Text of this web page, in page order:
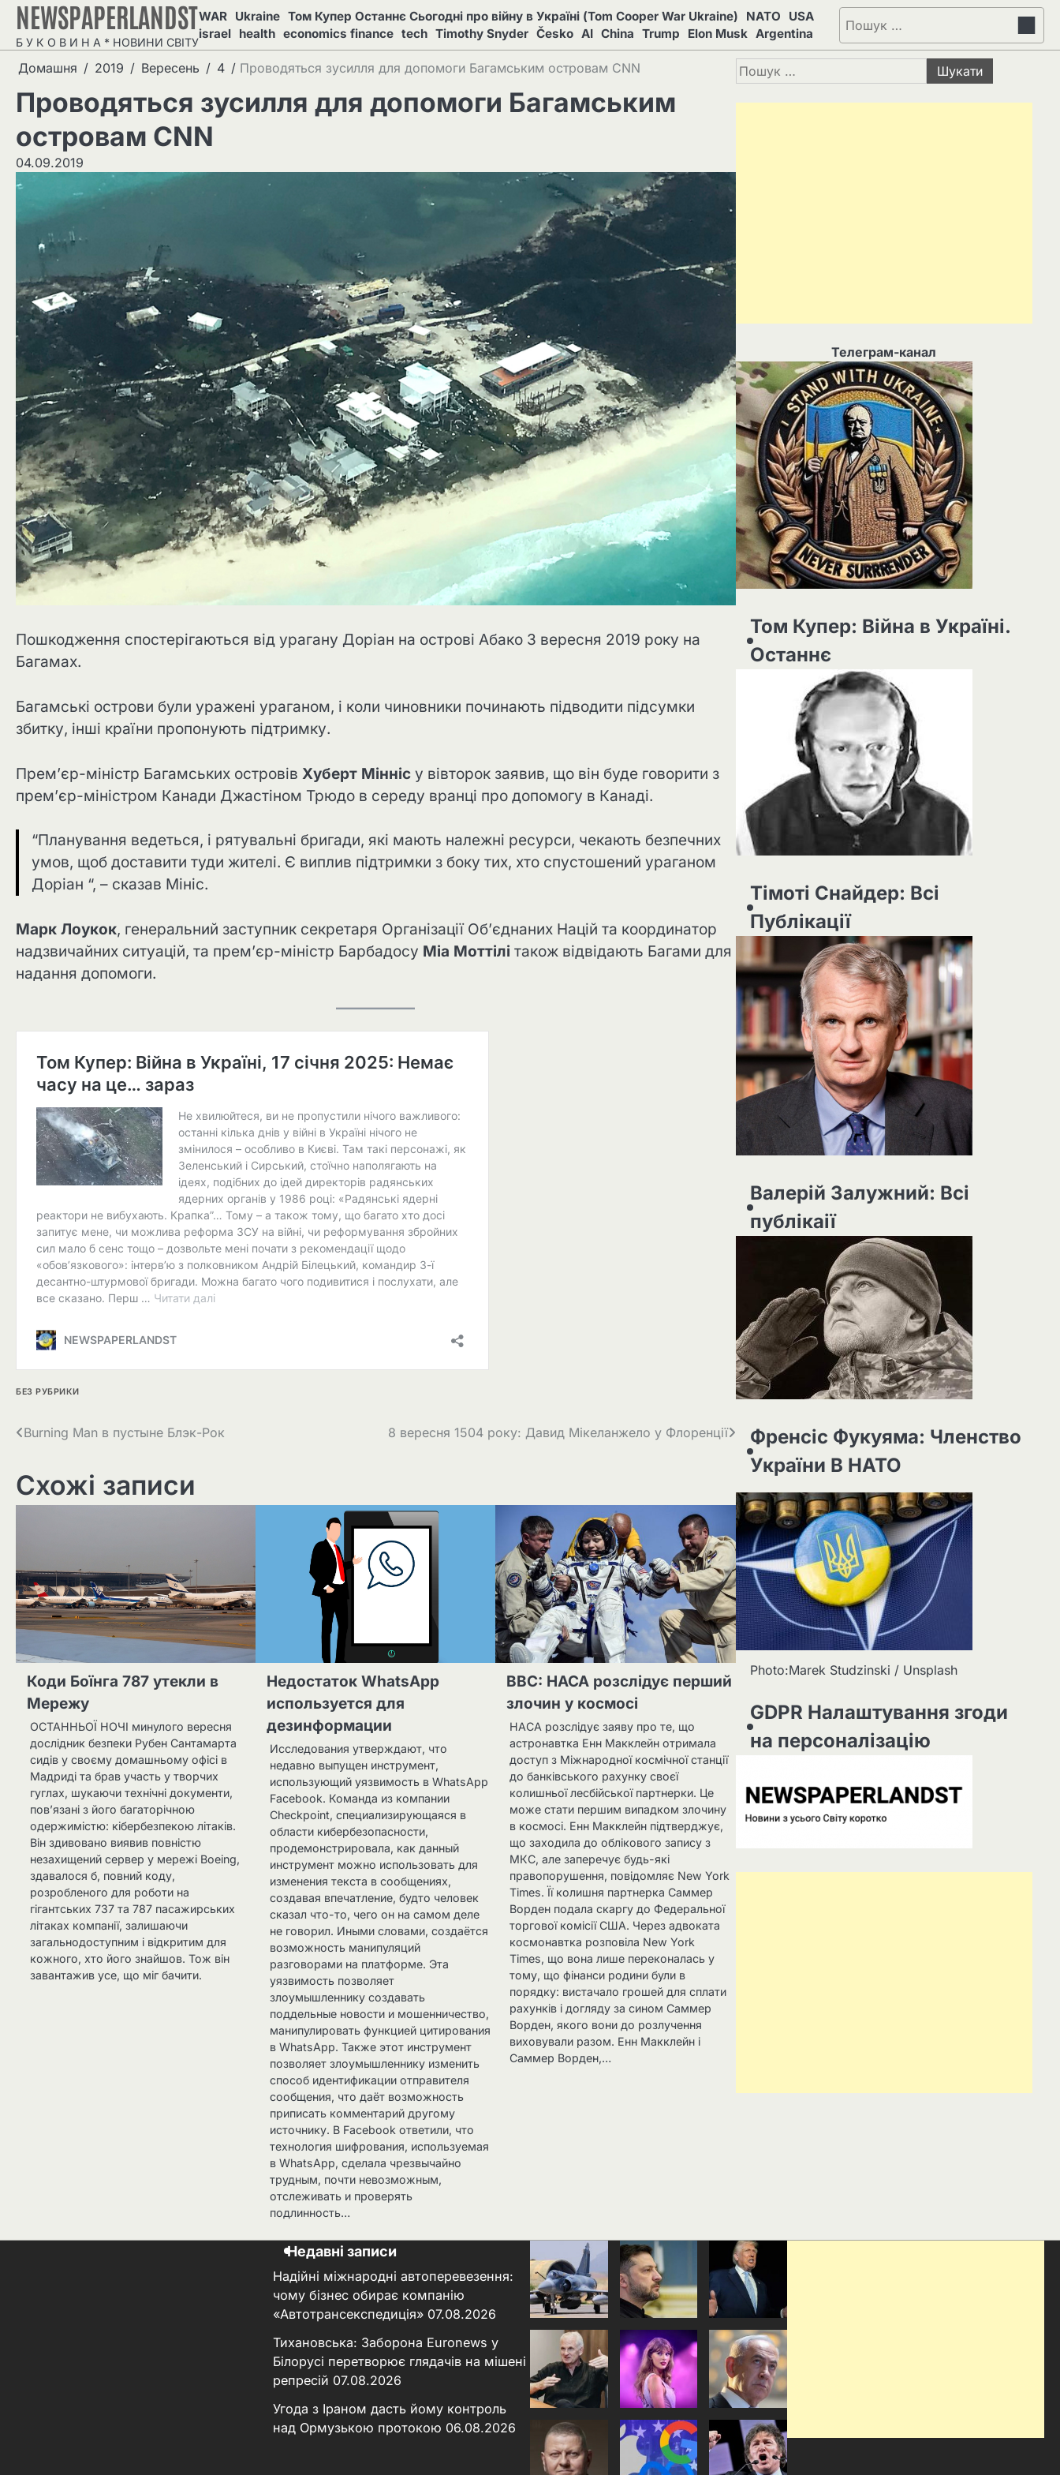
Перейти
вмісту
NEWSPAPERLANDST
Б У К О В И Н А * НОВИНИ СВІТУ
WAR Ukraine Том Купер Останнє Сьогодні про війну в Україні (Tom Cooper War Ukraine) NATO
USA
israel health economics finance tech Timothy Snyder Česko AI China Trump Elon Musk Argentina
Пошук:
Домашня 2019 Вересень 4 Проводяться зусилля для допомоги Багамським островам CNN
Проводяться зусилля для допомоги Багамським
островам CNN
04.09.2019
Пошкодження спостерігаються від урагану Доріан на острові Абако 3 вересня 2019 року на
Багамах.
Багамські острови були уражені ураганом, і коли чиновники починають підводити підсумки
збитку, інші країни пропонують підтримку.
Прем’єр-міністр Багамських островів Хуберт Мінніс у вівторок заявив, що він буде говорити з
прем’єр-міністром Канади Джастіном Трюдо в середу вранці про допомогу в Канаді.
“Планування ведеться, і рятувальні бригади, які мають належні ресурси, чекають безпечних
умов, щоб доставити туди жителі. Є виплив підтримки з боку тих, хто спустошений ураганом
Доріан “, – сказав Мініс.
Марк Лоукок, генеральний заступник секретаря Організації Об’єднаних Націй та координатор
надзвичайних ситуацій, та прем’єр-міністр Барбадосу Міа Моттілі також відвідають Багами для
надання допомоги.
БЕЗ РУБРИКИ
Навігація
Burning Man в пустыне Блэк-Рок 8 вересня 1504 року: Давид Мікеланжело у Флоренції
Схожі записи
Коди Боїнга 787 утекли в
Мережу
ОСТАННЬОЇ НОЧІ минулого вересня
дослідник безпеки Рубен Сантамарта
сидів у своєму домашньому офісі в
Мадриді та брав участь у творчих
гуглах, шукаючи технічні документи,
пов’язані з його багаторічною
одержимістю: кібербезпекою літаків.
Він здивовано виявив повністю
незахищений сервер у мережі Boeing,
здавалося б, повний коду,
розробленого для роботи на
гігантських 737 та 787 пасажирських
літаках компанії, залишаючи
загальнодоступним і відкритим для
кожного, хто його знайшов. Тож він
завантажив усе, що міг бачити.
Недостаток WhatsApp
используется для
дезинформации
Исследования утверждают, что
недавно выпущен инструмент,
использующий уязвимость в WhatsApp
Facebook. Команда из компании
Checkpoint, специализирующаяся в
области кибербезопасности,
продемонстрировала, как данный
инструмент можно использовать для
изменения текста в сообщениях,
создавая впечатление, будто человек
сказал что-то, чего он на самом деле
не говорил. Иными словами, создаётся
возможность манипуляций
разговорами на платформе. Эта
уязвимость позволяет
злоумышленнику создавать
поддельные новости и мошенничество,
манипулировать функцией цитирования
в WhatsApp. Также этот инструмент
позволяет злоумышленнику изменить
способ идентификации отправителя
сообщения, что даёт возможность
приписать комментарий другому
источнику. В Facebook ответили, что
технология шифрования, используемая
в WhatsApp, сделала чрезвычайно
трудным, почти невозможным,
отслеживать и проверять
подлинность…
BBC: НАСА розслідує перший
злочин у космосі
НАСА розслідує заяву про те, що
астронавтка Енн Макклейн отримала
доступ з Міжнародної космічної станції
до банківського рахунку своєї
колишньої лесбійської партнерки. Це
може стати першим випадком злочину
в космосі. Енн Макклейн підтверджує,
що заходила до облікового запису з
МКС, але заперечує будь-які
правопорушення, повідомляє New York
Times. Її колишня партнерка Саммер
Ворден подала скаргу до Федеральної
торгової комісії США. Через адвоката
космонавтка розповіла New York
Times, що вона лише переконалась у
тому, що фінанси родини були в
порядку: вистачало грошей для сплати
рахунків і догляду за сином Саммер
Ворден, якого вони до розлучення
виховували разом. Енн Макклейн і
Саммер Ворден,…
Пошук:
Телеграм-канал
Том Купер: Війна в Україні.
Останнє
Тімоті Снайдер: Всі
Публікації
Валерій Залужний: Всі
публікаії
Френсіс Фукуяма: Членство
України В НАТО
Photo:Marek Studzinski / Unsplash
GDPR Налаштування згоди
на персоналізацію
Недавні записи
Надійні міжнародні автоперевезення:
чому бізнес обирає компанію
«Автотрансекспедиція» 07.08.2026
Тихановська: Заборона Euronews у
Білорусі перетворює глядачів на мішені
репресій 07.08.2026
Угода з Іраном дасть йому контроль
над Ормузькою протокою 06.08.2026